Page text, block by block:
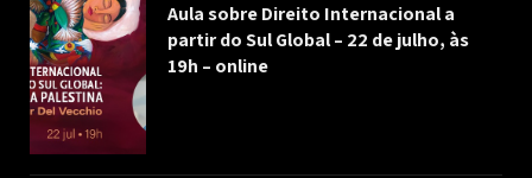
Aula sobre Direito Internacional a
partir do Sul Global – 22 de julho, às
19h – online